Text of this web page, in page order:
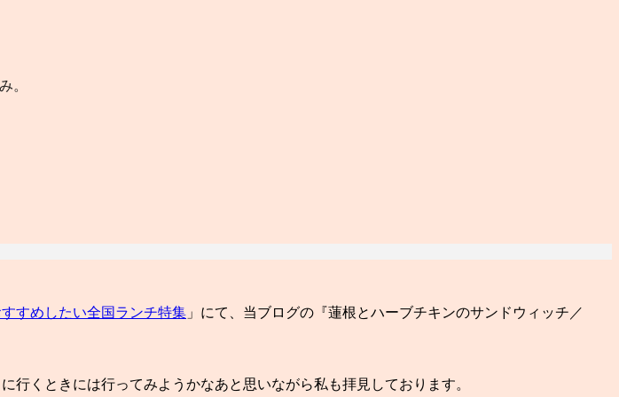
。
すめしたい全国ランチ特集 」にて、当ブログの『蓮根とハーブチキンのサンドウィッチ／
くときには行ってみようかなあと思いながら私も拝見しております。